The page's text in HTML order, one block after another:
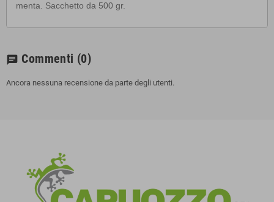
menta. Sacchetto da 500 gr.
chat Commenti (0)
Ancora nessuna recensione da parte degli utenti.